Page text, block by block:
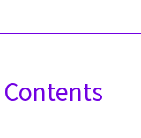
Contents